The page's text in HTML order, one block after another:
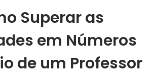
Superar as
em Números
de um Professor